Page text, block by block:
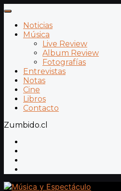
Noticias
Música
Live Review
Album Review
Fotografías
Entrevistas
Notas
Cine
Libros
Contacto
Zumbido.cl